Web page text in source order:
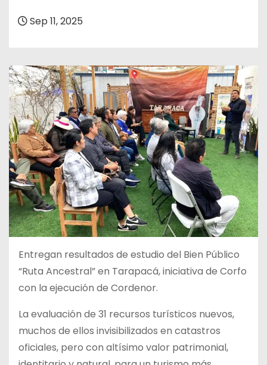
Sep 11, 2025
Entregan resultados de estudio del Bien Público
“Ruta Ancestral” en Tarapacá, iniciativa de Corfo
con la ejecución de Cordenor.
La evaluación de 31 recursos turísticos nuevos,
muchos de ellos invisibilizados en catastros
oficiales, pero con altísimo valor patrimonial,